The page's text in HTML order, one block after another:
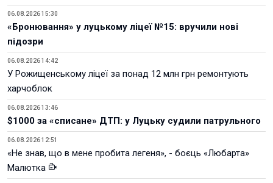
06.08.2026 15:30
«Бронювання» у луцькому ліцеї №15: вручили нові
підозри
06.08.2026 14:42
У Рожищенському ліцеї за понад 12 млн грн ремонтують
харчоблок
06.08.2026 13:46
$1000 за «списане» ДТП: у Луцьку судили патрульного
06.08.2026 12:51
«Не знав, що в мене пробита легеня», - боєць «Любарта»
Малютка